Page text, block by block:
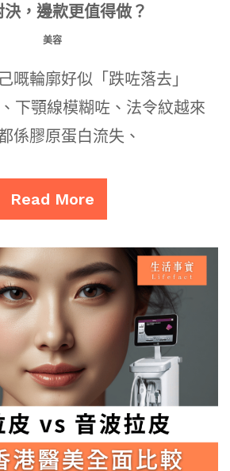
決，邊款更值得做？
美容
嘅輪廓好似「跌咗落去」
顎線模糊咗、法令紋越來
係膠原蛋白流失、
Read More